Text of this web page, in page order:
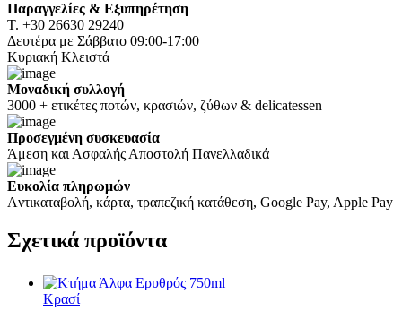
Παραγγελίες & Εξυπηρέτηση
Τ. +30 26630 29240
Δευτέρα με Σάββατο 09:00-17:00
Κυριακή Κλειστά
Μοναδική συλλογή
3000 + ετικέτες ποτών, κρασιών, ζύθων & delicatessen
Προσεγμένη συσκευασία
Άμεση και Ασφαλής Αποστολή Πανελλαδικά
Ευκολία πληρωμών
Aντικαταβολή, κάρτα, τραπεζική κατάθεση, Google Pay, Apple Pay
Σχετικάπροϊόντα
Κρασί